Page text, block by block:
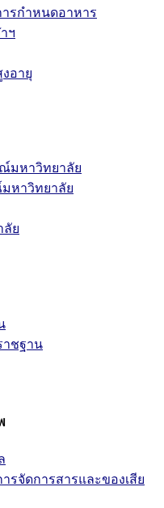
รกำหนดอาหาร
ฯ
อายุ
มหาวิทยาลัย
หาวิทยาลัย
ลัย
ชฐาน
รจัดการสารและของเสีย